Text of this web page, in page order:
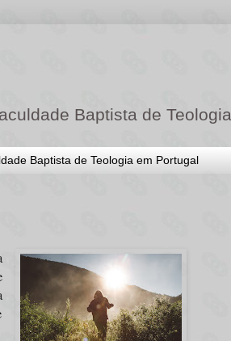
Baptista de Teologia
Baptista de Teologia em Portugal